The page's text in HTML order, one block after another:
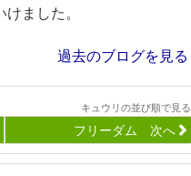
ました。
過去のブログを見る
キュウリの並び順で見る
フリーダム 次へ